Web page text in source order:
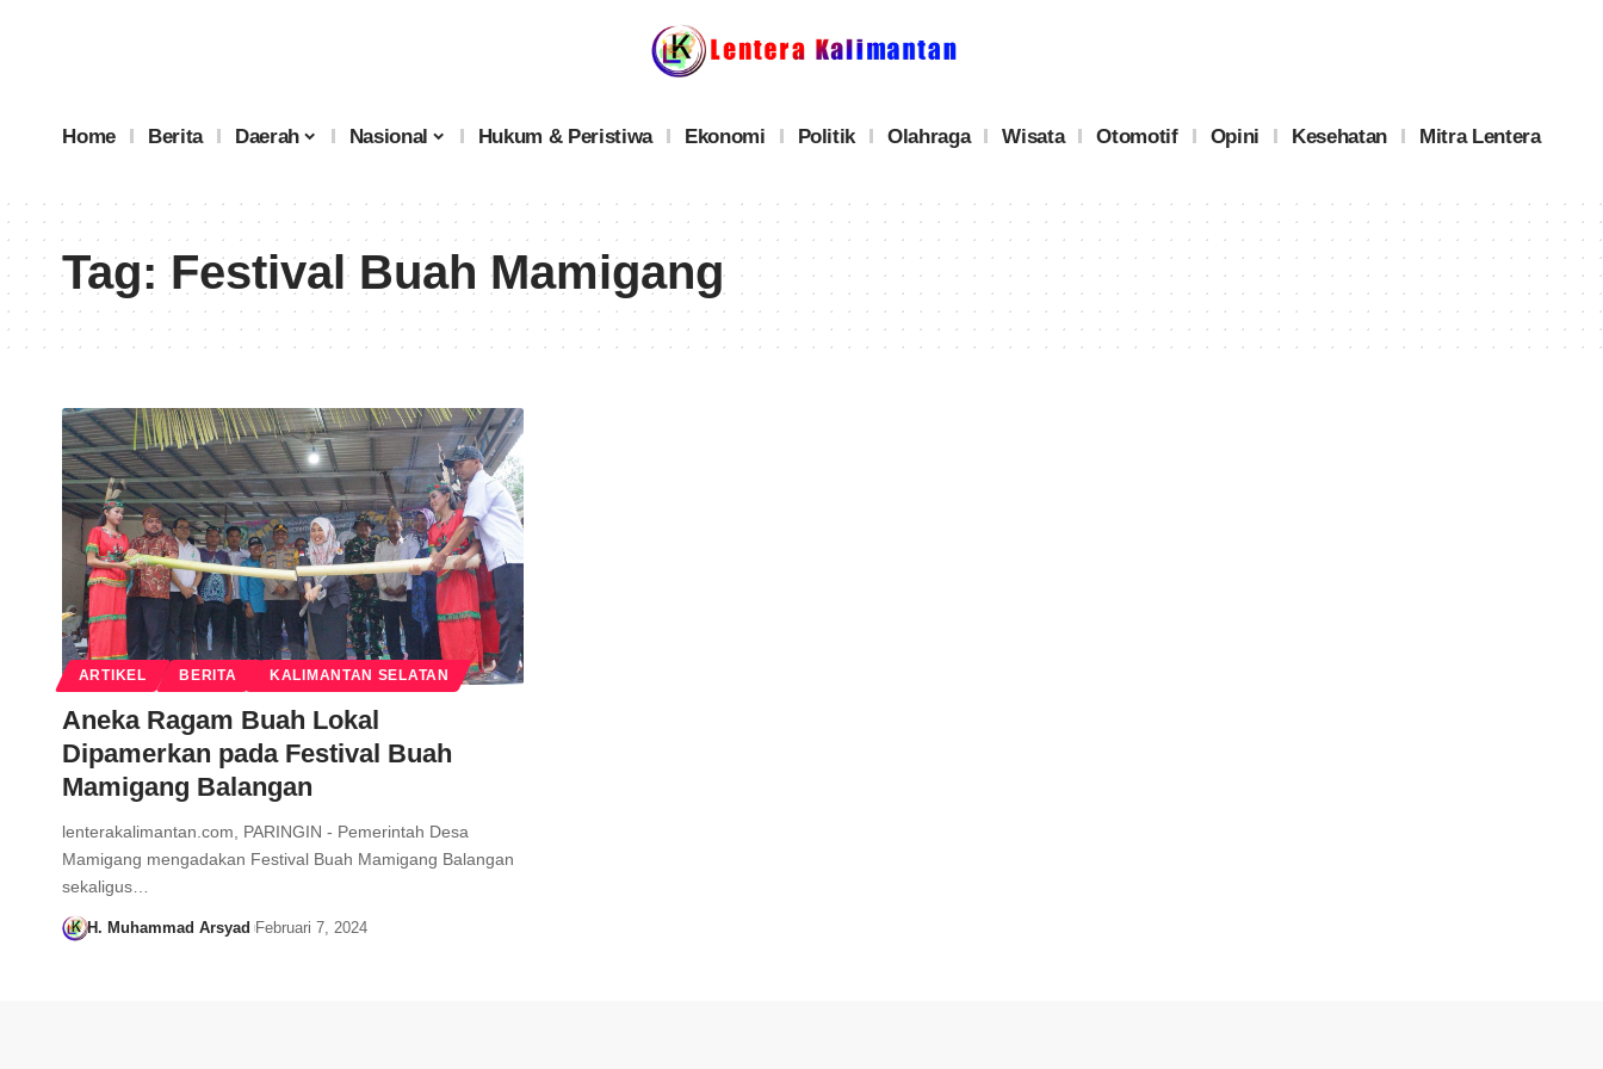
Home Berita Daerah Nasional Hukum & Peristiwa Ekonomi Politik Olahraga Wisata Otomotif Opini Kesehatan Mitra Lentera
Tag:Festival Buah Mamigang
ARTIKEL BERITA KALIMANTAN SELATAN
Aneka Ragam Buah Lokal
Dipamerkan pada Festival Buah
Mamigang Balangan
lenterakalimantan.com, PARINGIN - Pemerintah Desa
Mamigang mengadakan Festival Buah Mamigang Balangan
sekaligus…
H. Muhammad Arsyad Februari 7, 2024